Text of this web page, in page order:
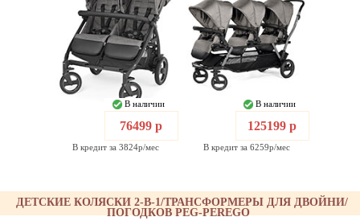
В наличии
76499 р
В кредит за 3824р/мес
В наличии
125199 р
В кредит за 6259р/мес
ДЕТСКИЕ КОЛЯСКИ 2-В-1/ТРАНСФОРМЕРЫ ДЛЯ ДВОЙНИ/
ПОГОДКОВ PEG-PEREGO